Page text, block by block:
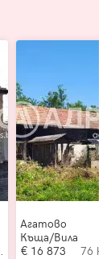
Агатово
Къща/Вила
16 873
76